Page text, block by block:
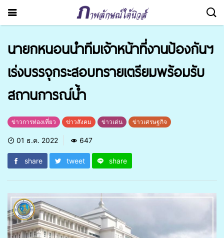
นายกหนอนนำทีมเจ้าหน้าที่งานป้องกันฯ
เร่งบรรจุกระสอบทรายเตรียมพร้อมรับ
สถานการณ์น้ำ
ข่าวการท่องเที่ยว ข่าวสังคม ข่าวเด่น ข่าวเศรษฐกิจ
01 ธ.ค. 2022 647
share tweet share